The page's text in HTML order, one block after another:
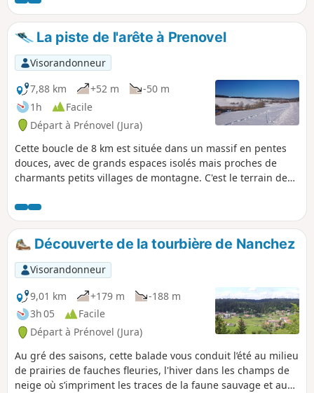
La piste de l'arête à Prenovel
Visorandonneur
7,88 km
+52 m
-50 m
1h
Facile
Départ à Prénovel (Jura)
Cette boucle de 8 km est située dans un massif en pentes
douces, avec de grands espaces isolés mais proches de
charmants petits villages de montagne. C'est le terrain de
Découverte de la tourbière de Nanchez
Visorandonneur
9,01 km
+179 m
-188 m
3h 05
Facile
Départ à Prénovel (Jura)
Au gré des saisons, cette balade vous conduit l’été au milieu
de prairies de fauches fleuries, l'hiver dans les champs de
neige où s’impriment les traces de la faune sauvage et au